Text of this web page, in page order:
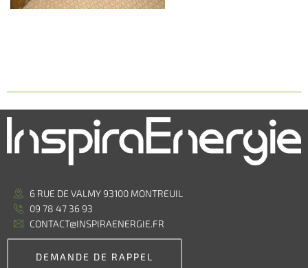
6 RUE DE VALMY 93100 MONTREUIL
09 78 47 36 93
CONTACT@INSPIRAENERGIE.FR
DEMANDE DE RAPPEL